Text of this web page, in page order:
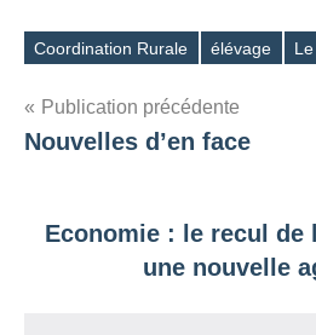
Étiquettes
Coordination Rurale élévage
Navigation
de
Publication précédente
Nouvelles d’en face
Economie : le recul de
une nouvelle